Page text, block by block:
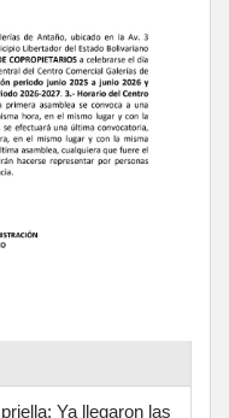
Ya llegaron las